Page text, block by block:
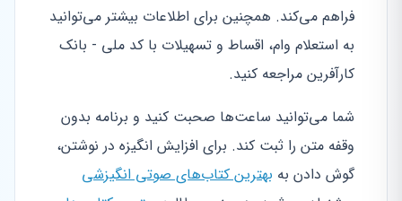
فراهم می‌کند. همچنین برای اطلاعات بیشتر می‌توانید
به استعلام وام، اقساط و تسهیلات با کد ملی - بانک
کارآفرین مراجعه کنید.
شما می‌توانید ساعت‌ها صحبت کنید و برنامه بدون
وقفه متن را ثبت کند. برای افزایش انگیزه در نوشتن،
گوش دادن به بهترین کتاب‌های صوتی انگیزشی